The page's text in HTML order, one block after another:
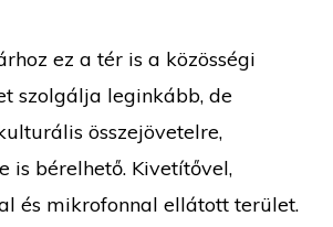
ez a tér is a közösségi
szolgálja leginkább, de
összejövetelre,
is bérelhető. Kivetítővel,
és mikrofonnal ellátott terület.